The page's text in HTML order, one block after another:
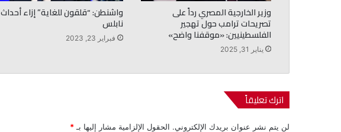
وزير الخارجية المصري رداً على
تصريحات ترامب حول تهجير
الفلسطينيين: «موقفنا واضح»
يناير 31, 2025
واشنطن: “قلقون للغاية” إزاء أحداث
نابلس
فبراير 23, 2023
اترك تعليقاً
لن يتم نشر عنوان بريدك الإلكتروني. الحقول الإلزامية مشار إليها بـ *